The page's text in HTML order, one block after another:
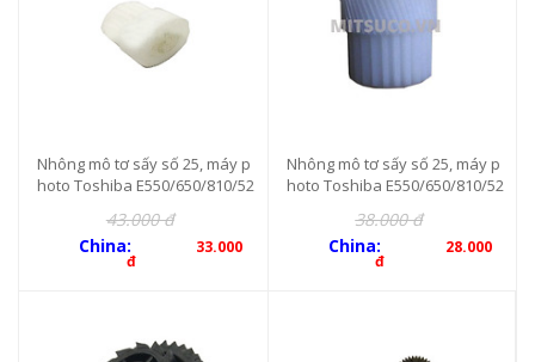
Nhông mô tơ sấy số 25, máy p
hoto Toshiba E550/650/810/52
43.000 đ
China:
33.000
đ
Nhông mô tơ sấy số 25, máy p
hoto Toshiba E550/650/810/52
38.000 đ
China:
28.000
đ